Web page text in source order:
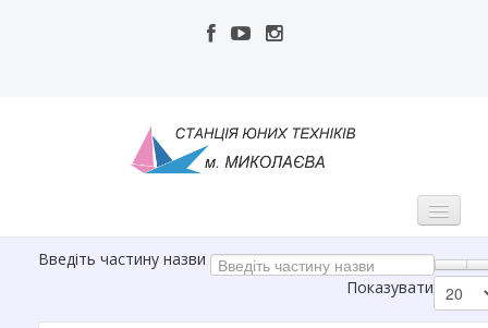
МСЮТ
Введіть частину назви
Показувати